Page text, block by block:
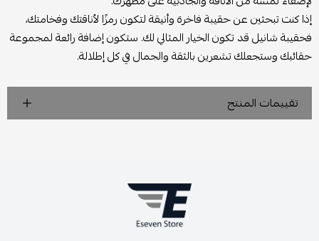
إذا كنت تبحثين عن حقيبة فاخرة وأنيقة لتكون رمزًا لأناقتك وفخامتك،
فحقيبة شانيل قد تكون الخيار المثالي لك. ستكون إضافة رائعة لمجموعة
حقائبك وستجعلك تشعرين بالثقة والجمال في كل إطلالة.
تقييمات المنتج